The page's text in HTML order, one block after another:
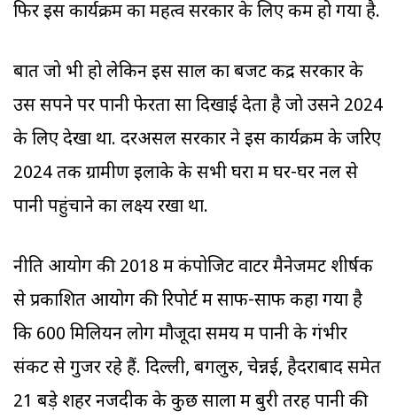
फिर इस कार्यक्रम का महत्व सरकार के लिए कम हो गया है.
बात जो भी हो लेकिन इस साल का बजट केंद्र सरकार के
उस सपने पर पानी फेरता सा दिखाई देता है जो उसने 2024
के लिए देखा था. दरअसल सरकार ने इस कार्यक्रम के जरिए
2024 तक ग्रामीण इलाके के सभी घरों में घर-घर नल से
पानी पहुंचाने का लक्ष्य रखा था.
नीति आयोग की 2018 में कंपोजिट वाटर मैनेजमेंट शीर्षक
से प्रकाशित आयोग की रिपोर्ट में साफ-साफ कहा गया है
कि 600 मिलियन लोग मौजूदा समय में पानी के गंभीर
संकट से गुजर रहे हैं. दिल्ली, बेंगलुरु, चेन्नई, हैदराबाद समेत
21 बड़े शहर नजदीक के कुछ सालों में बुरी तरह पानी की